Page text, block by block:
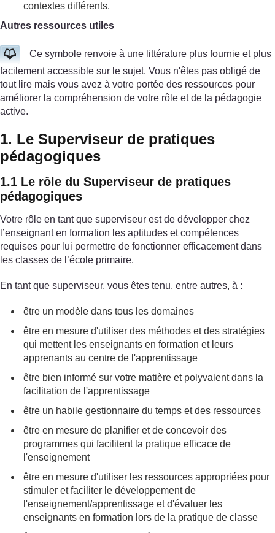
contextes différents.
Autres ressources utiles
Ce symbole renvoie à une littérature plus fournie et plus
facilement accessible sur le sujet. Vous n'êtes pas obligé de
tout lire mais vous avez à votre portée des ressources pour
améliorer la compréhension de votre rôle et de la pédagogie
active.
1. Le Superviseur de pratiques
pédagogiques
1.1 Le rôle du Superviseur de pratiques
pédagogiques
Votre rôle en tant que superviseur est de développer chez
l’enseignant en formation les aptitudes et compétences
requises pour lui permettre de fonctionner efficacement dans
les classes de l’école primaire.
En tant que superviseur, vous êtes tenu, entre autres, à :
être un modèle dans tous les domaines
être en mesure d'utiliser des méthodes et des stratégies
qui mettent les enseignants en formation et leurs
apprenants au centre de l'apprentissage
être bien informé sur votre matière et polyvalent dans la
facilitation de l'apprentissage
être un habile gestionnaire du temps et des ressources
être en mesure de planifier et de concevoir des
programmes qui facilitent la pratique efficace de
l'enseignement
être en mesure d'utiliser les ressources appropriées pour
stimuler et faciliter le développement de
l'enseignement/apprentissage et d'évaluer les
enseignants en formation lors de la pratique de classe